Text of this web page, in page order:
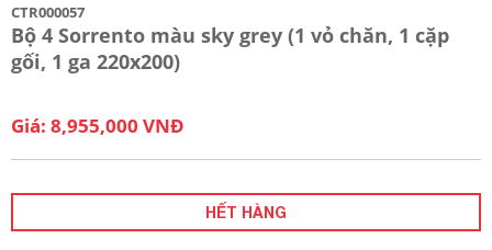
CTR000057
Bộ 4 Sorrento màu sky grey (1 vỏ chăn, 1 cặp
gối, 1 ga 220x200)
Giá: 8,955,000 VNĐ
HẾT HÀNG